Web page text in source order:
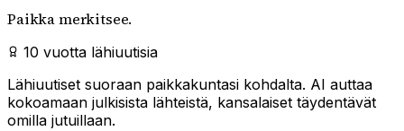
Paikka merkitsee.
10 vuotta lähiuutisia
Lähiuutiset suoraan paikkakuntasi kohdalta. AI auttaa
kokoamaan julkisista lähteistä, kansalaiset täydentävät
omilla jutuillaan.